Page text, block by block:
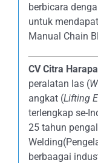
berbicara
untuk
Manual Chain
CV Citra
peralatan las (
angkat (Lifting
terlengkap se-
25 tahun
berbaagai